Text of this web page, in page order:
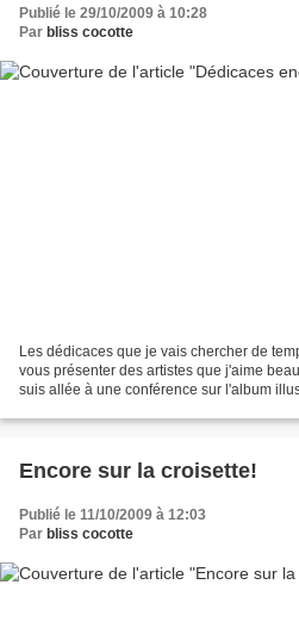
Publié le 29/10/2009 à 10:28
Par bliss cocotte
Les dédicaces que je vais chercher de
vous présenter des artistes que j'aime
suis allée à une conférence sur l'album
Encore sur la croisette!
Publié le 11/10/2009 à 12:03
Par bliss cocotte